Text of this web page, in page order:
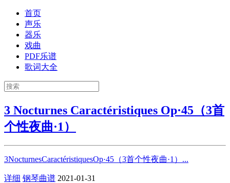
首页
声乐
器乐
戏曲
PDF乐谱
歌词大全
3 Nocturnes Caractéristiques Op·45（3首
个性夜曲·1）
3NocturnesCaractéristiquesOp·45（3首个性夜曲·1）...
详细 钢琴曲谱 2021-01-31